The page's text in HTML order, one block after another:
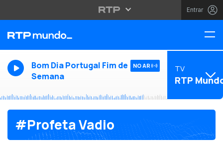
Entrar
Bom Dia Portugal Fim de
Semana
NO AR TV
RTP
#Profeta Vadio